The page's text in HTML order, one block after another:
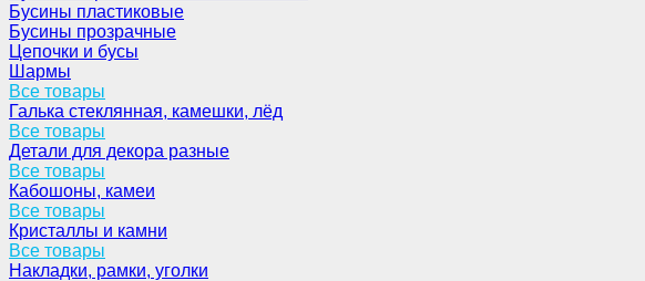
Бусины пластиковые
Бусины прозрачные
Цепочки и бусы
Шармы
Все товары
Галька стеклянная, камешки, лёд
Все товары
Детали для декора разные
Все товары
Кабошоны, камеи
Все товары
Кристаллы и камни
Все товары
Накладки, рамки, уголки